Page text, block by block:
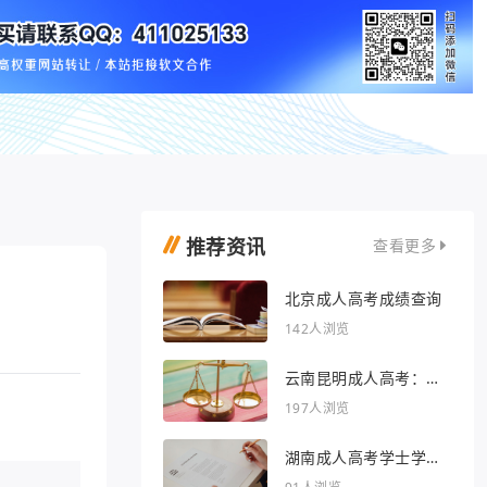
推荐资讯 查看更多
北京成人高考成绩查询
142人浏览
云南昆明成人高考：开
启人生新篇章
197人浏览
湖南成人高考学士学位
外语行业文章